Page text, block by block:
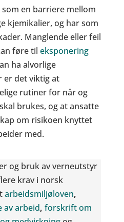
en barriere mellom
kjemikalier, og har som
Manglende eller feil
føre til eksponering
ha alvorlige
er det viktig at
rutiner for når og
brukes, og at ansatte
om risikoen knyttet
med.
og bruk av verneutstyr
krav i norsk
arbeidsmiljøloven,
arbeid, forskrift om